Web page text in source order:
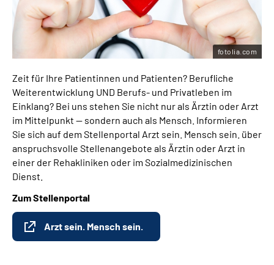
Zeit für Ihre Patientinnen und Patienten? Berufliche
Weiterentwicklung UND Berufs- und Privatleben im
Einklang? Bei uns stehen Sie nicht nur als Ärztin oder Arzt
im Mittelpunkt — sondern auch als Mensch. Informieren
Sie sich auf dem Stellenportal Arzt sein. Mensch sein. über
anspruchsvolle Stellenangebote als Ärztin oder Arzt in
einer der Rehakliniken oder im Sozialmedizinischen
Dienst.
Zum Stellenportal
Arzt sein. Mensch sein.
fotolia.com